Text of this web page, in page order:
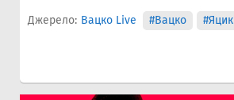
Джерело: Вацко Live #Вацко #Яцик